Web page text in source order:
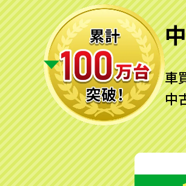
車
中